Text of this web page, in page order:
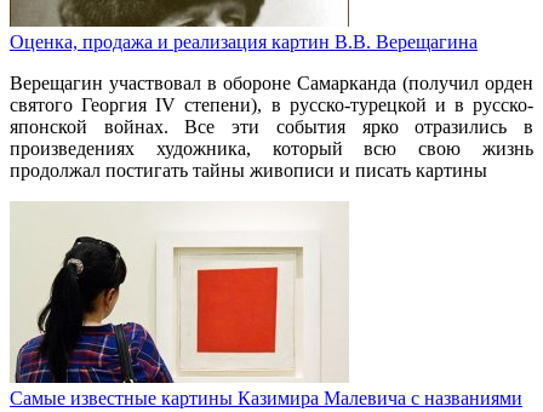
Оценка, продажа и реализация картин В.В. Верещагина
Верещагин участвовал в обороне Самарканда (получил орден
святого Георгия IV степени), в русско-турецкой и в русско-
японской войнах. Все эти события ярко отразились в
произведениях художника, который всю свою жизнь
продолжал постигать тайны живописи и писать картины
Самые известные картины Казимира Малевича с названиями